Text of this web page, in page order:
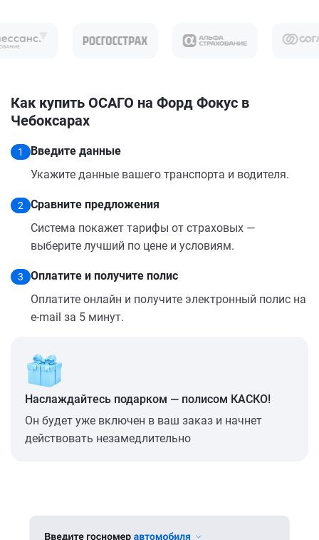
Как купить ОСАГО на Форд Фокус в
Чебоксарах
1
Введите данные
Укажите данные вашего транспорта и водителя.
2
Сравните предложения
Система покажет тарифы от страховых —
выберите лучший по цене и условиям.
3
Оплатите и получите полис
Оплатите онлайн и получите электронный полис на
e-mail за 5 минут.
Наслаждайтесь подарком — полисом КАСКО!
Он будет уже включен в ваш заказ и начнет
действовать незамедлительно